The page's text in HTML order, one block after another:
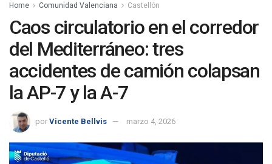
Home Comunidad Valenciana Castellón
Caos circulatorio en el corredor
del Mediterráneo: tres
accidentes de camión colapsan
la AP-7 y la A-7
por Vicente Bellvis marzo 4, 2026